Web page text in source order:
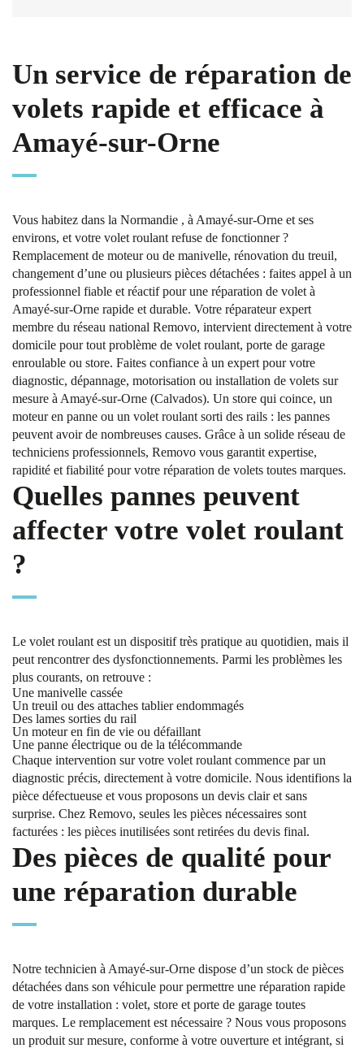
Un service de réparation de
volets rapide et efficace à
Amayé-sur-Orne
Vous habitez dans la Normandie , à Amayé-sur-Orne et ses
environs, et votre volet roulant refuse de fonctionner ?
Remplacement de moteur ou de manivelle, rénovation du treuil,
changement d’une ou plusieurs pièces détachées : faites appel à un
professionnel fiable et réactif pour une réparation de volet à
Amayé-sur-Orne rapide et durable. Votre réparateur expert
membre du réseau national Removo, intervient directement à votre
domicile pour tout problème de volet roulant, porte de garage
enroulable ou store. Faites confiance à un expert pour votre
diagnostic, dépannage, motorisation ou installation de volets sur
mesure à Amayé-sur-Orne (Calvados). Un store qui coince, un
moteur en panne ou un volet roulant sorti des rails : les pannes
peuvent avoir de nombreuses causes. Grâce à un solide réseau de
techniciens professionnels, Removo vous garantit expertise,
rapidité et fiabilité pour votre réparation de volets toutes marques.
Quelles pannes peuvent
affecter votre volet roulant
?
Le volet roulant est un dispositif très pratique au quotidien, mais il
peut rencontrer des dysfonctionnements. Parmi les problèmes les
plus courants, on retrouve :
Une manivelle cassée
Un treuil ou des attaches tablier endommagés
Des lames sorties du rail
Un moteur en fin de vie ou défaillant
Une panne électrique ou de la télécommande
Chaque intervention sur votre volet roulant commence par un
diagnostic précis, directement à votre domicile. Nous identifions la
pièce défectueuse et vous proposons un devis clair et sans
surprise. Chez Removo, seules les pièces nécessaires sont
facturées : les pièces inutilisées sont retirées du devis final.
Des pièces de qualité pour
une réparation durable
Notre technicien à Amayé-sur-Orne dispose d’un stock de pièces
détachées dans son véhicule pour permettre une réparation rapide
de votre installation : volet, store et porte de garage toutes
marques. Le remplacement est nécessaire ? Nous vous proposons
un produit sur mesure, conforme à votre ouverture et intégrant, si